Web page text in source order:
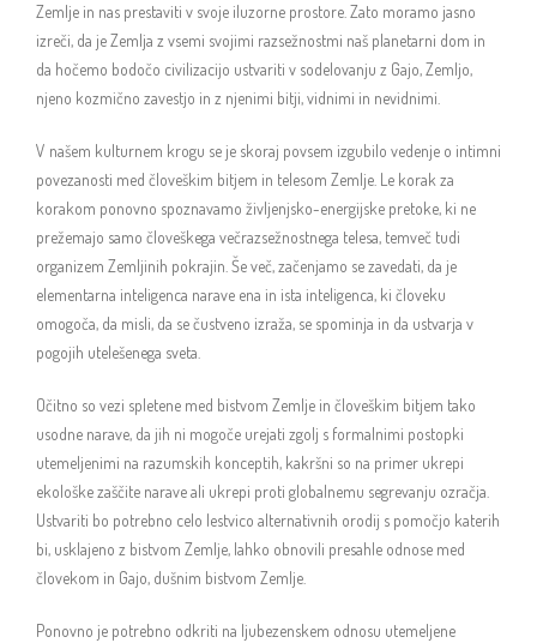
Zemlje in nas prestaviti v svoje iluzorne prostore. Zato moramo jasno
izreči, da je Zemlja z vsemi svojimi razsežnostmi naš planetarni dom in
da hočemo bodočo civilizacijo ustvariti v sodelovanju z Gajo, Zemljo,
njeno kozmično zavestjo in z njenimi bitji, vidnimi in nevidnimi.
V našem kulturnem krogu se je skoraj povsem izgubilo vedenje o intimni
povezanosti med človeškim bitjem in telesom Zemlje. Le korak za
korakom ponovno spoznavamo življenjsko-energijske pretoke, ki ne
prežemajo samo človeškega večrazsežnostnega telesa, temveč tudi
organizem Zemljinih pokrajin. Še več, začenjamo se zavedati, da je
elementarna inteligenca narave ena in ista inteligenca, ki človeku
omogoča, da misli, da se čustveno izraža, se spominja in da ustvarja v
pogojih utelešenega sveta.
Očitno so vezi spletene med bistvom Zemlje in človeškim bitjem tako
usodne narave, da jih ni mogoče urejati zgolj s formalnimi postopki
utemeljenimi na razumskih konceptih, kakršni so na primer ukrepi
ekološke zaščite narave ali ukrepi proti globalnemu segrevanju ozračja.
Ustvariti bo potrebno celo lestvico alternativnih orodij s pomočjo katerih
bi, usklajeno z bistvom Zemlje, lahko obnovili presahle odnose med
človekom in Gajo, dušnim bistvom Zemlje.
Ponovno je potrebno odkriti na ljubezenskem odnosu utemeljene